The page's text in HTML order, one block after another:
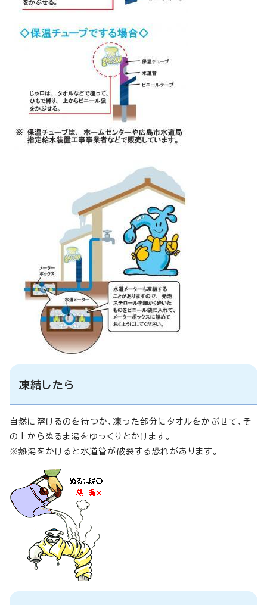
凍結したら
自然に溶けるのを待つか、凍った部分にタオルをかぶせて、そ
の上からぬるま湯をゆっくりとかけます。
※熱湯をかけると水道管が破裂する恐れがあります。